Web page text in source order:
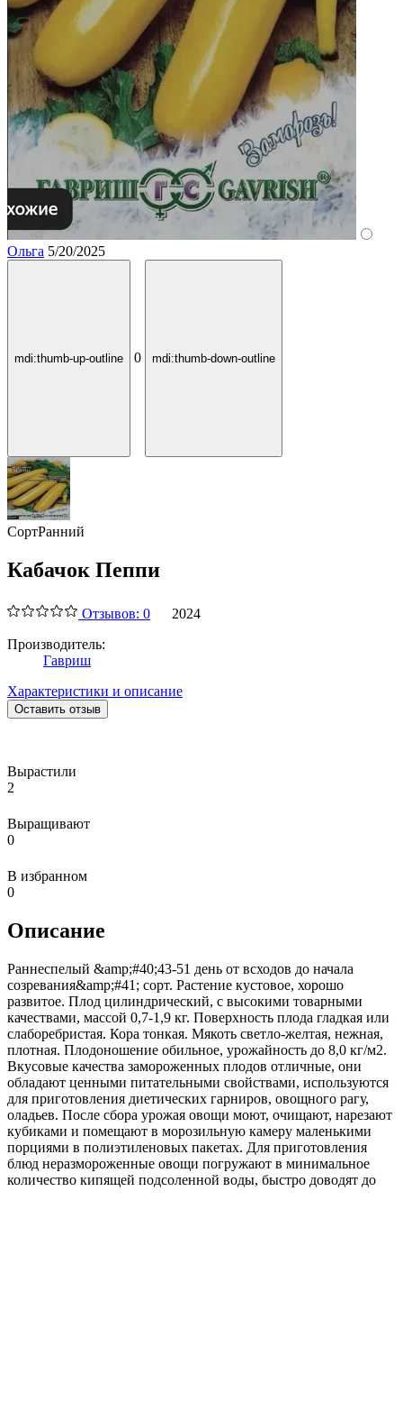
Ольга 5/20/2025
mdi:thumb-up-outline 0 mdi:thumb-down-outline
СортРанний
Кабачок Пеппи
Отзывов: 0
2024
Производитель:
Гавриш
Характеристики и описание
Оставить отзыв
Вырастили
2
Выращивают
0
В избранном
0
Описание
Раннеспелый &amp;#40;43-51 день от всходов до начала
созревания&amp;#41; сорт. Растение кустовое, хорошо
развитое. Плод цилиндрический, с высокими товарными
качествами, массой 0,7-1,9 кг. Поверхность плода гладкая или
слаборебристая. Кора тонкая. Мякоть светло-желтая, нежная,
плотная. Плодоношение обильное, урожайность до 8,0 кг/м2.
Вкусовые качества замороженных плодов отличные, они
обладают ценными питательными свойствами, используются
для приготовления диетических гарниров, овощного рагу,
оладьев. После сбора урожая овощи моют, очищают, нарезают
кубиками и помещают в морозильную камеру маленькими
порциями в полиэтиленовых пакетах. Для приготовления
блюд неразмороженные овощи погружают в минимальное
количество кипящей подсоленной воды, быстро доводят до